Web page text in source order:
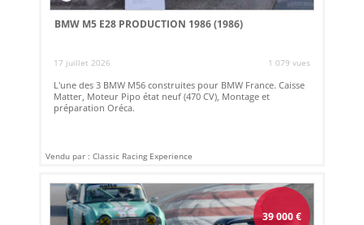
BMW M5 E28 PRODUCTION 1986 (1986)
17 juillet 2026 1 079 vues
L'une des 3 BMW M56 construites pour BMW France. Caisse
Matter, Moteur Pipo état neuf (470 CV), Montage et
préparation Oréca.
Vendu par : Classic Racing Experience
39 000€